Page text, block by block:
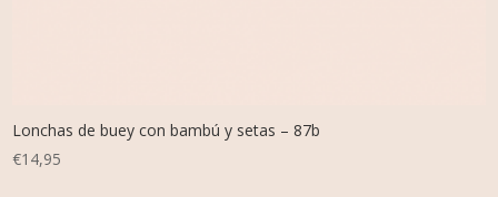
Lonchas de buey con bambú y setas – 87b
€14,95